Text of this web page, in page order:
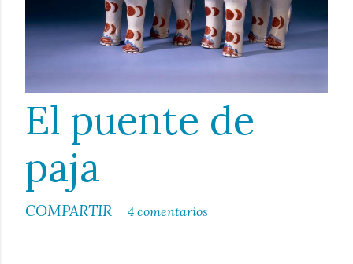
El puente de
paja
COMPARTIR 4 comentarios